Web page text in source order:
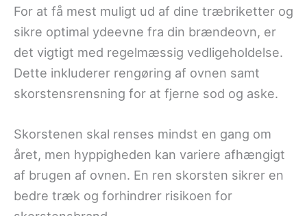
For at få mest muligt ud af dine træbriketter og
sikre optimal ydeevne fra din brændeovn, er
det vigtigt med regelmæssig vedligeholdelse.
Dette inkluderer rengøring af ovnen samt
skorstensrensning for at fjerne sod og aske.
Skorstenen skal renses mindst en gang om
året, men hyppigheden kan variere afhængigt
af brugen af ovnen. En ren skorsten sikrer en
bedre træk og forhindrer risikoen for